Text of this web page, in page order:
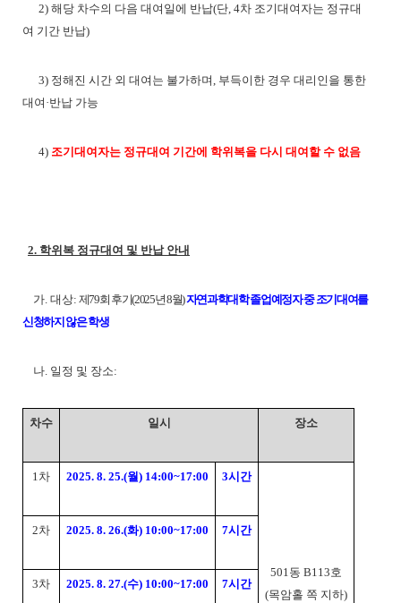
2) 해당 차수의 다음 대여일에 반납(단, 4차 조기대여자는 정규대
여 기간 반납)
3) 정해진 시간 외 대여는 불가하며, 부득이한 경우 대리인을 통한
대여·반납 가능
4) 조기대여자는 정규대여 기간에 학위복을 다시 대여할 수 없음
2. 학위복 정규대여 및 반납 안내
가. 대상: 제79회 후기(2025년 8월)자연과학대학 졸업예정자 중 조기대여를
신청하지 않은 학생
나. 일정 및 장소:
차수 일시 장소
1차 2025. 8. 25.(월) 14:00~17:00 3시간
501동 B113호
(목암홀 쪽 지하)
2차 2025. 8. 26.(화) 10:00~17:00 7시간
3차 2025. 8. 27.(수) 10:00~17:00 7시간